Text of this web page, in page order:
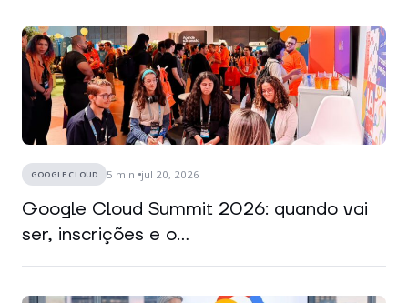
GOOGLE CLOUD 5 min jul 20, 2026
Google Cloud Summit 2026: quando vai
ser, inscrições e o...